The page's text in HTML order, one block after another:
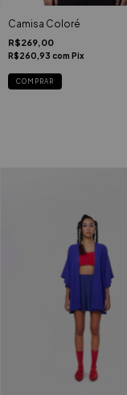
Camisa Coloré
R$269,00
R$260,93 com Pix
COMPRAR